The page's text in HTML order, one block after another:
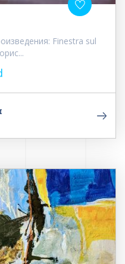
Finestra sul